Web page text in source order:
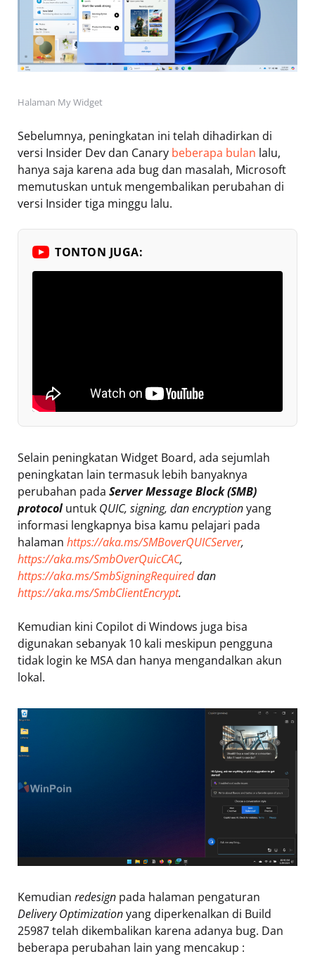
Halaman My Widget
Sebelumnya, peningkatan ini telah dihadirkan di
versi Insider Dev dan Canary beberapa bulan lalu,
hanya saja karena ada bug dan masalah, Microsoft
memutuskan untuk mengembalikan perubahan di
versi Insider tiga minggu lalu.
TONTON JUGA:
Selain peningkatan Widget Board, ada sejumlah
peningkatan lain termasuk lebih banyaknya
perubahan pada Server Message Block (SMB)
protocoluntuk QUIC, signing, dan encryptionyang
informasi lengkapnya bisa kamu pelajari pada
halaman https://aka.ms/SMBoverQUICServer,
https://aka.ms/SmbOverQuicCAC,
https://aka.ms/SmbSigningRequireddan
https://aka.ms/SmbClientEncrypt.
Kemudian kini Copilot di Windows juga bisa
digunakan sebanyak 10 kali meskipun pengguna
tidak login ke MSA dan hanya mengandalkan akun
lokal.
Kemudian redesign pada halaman pengaturan
Delivery Optimizationyang diperkenalkan di Build
25987 telah dikembalikan karena adanya bug. Dan
beberapa perubahan lain yang mencakup :